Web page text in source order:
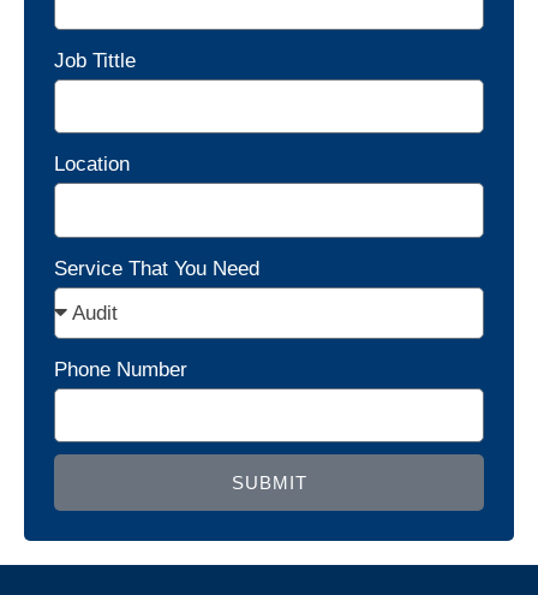
Job Tittle
Location
Service That You Need
Phone Number
SUBMIT